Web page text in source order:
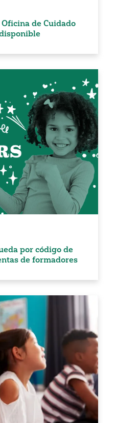
de Cuidado
por código de
de formadores